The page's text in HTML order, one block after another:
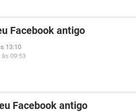
Facebook antigo
13:10
às 09:53
Facebook antigo